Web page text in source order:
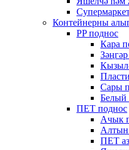
Контейнерны
PP поднос
Кара
Сары
Белый
ПЕТ поднос
Ачык
Алтын
ПЕТ